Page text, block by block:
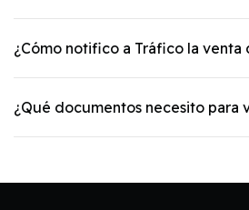
¿Cómo notifico a Tráfico la venta
¿Qué documentos necesito para